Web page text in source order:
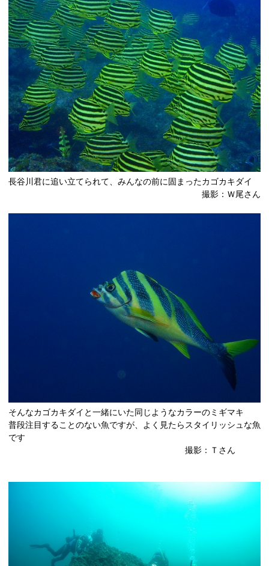
長谷川君に追い立てられて、みんなの前に固まったカゴカキダイ
撮影：Ｗ尾さん
そんなカゴカキダイと一緒にいた同じようなカラーのミギマキ
普段注目することのない魚ですが、よく見たらスタイリッシュな魚
です
撮影：Ｔさん